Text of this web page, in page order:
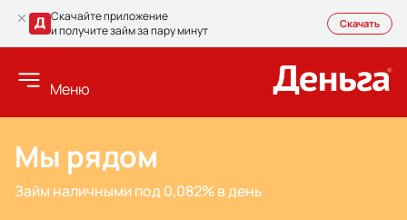
Скачайте приложение
и получите займ за пару минут
Скачать
Меню
Мы рядом
Займ наличнымипод 0,082% в день